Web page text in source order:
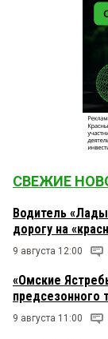
СВЕЖИЕ
Водитель
дорогу на
9 августа 12:00
«Омские
предсезонного
9 августа 11:00